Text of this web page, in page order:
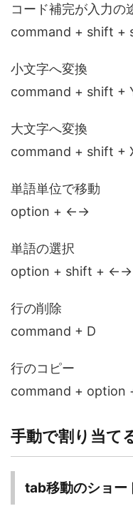
コード補完が入力の
command + shift +
小文字へ変換
command + shift +
大文字へ変換
command + shift +
単語単位で移動
option + ←→
単語の選択
option + shift + ←→
行の削除
command + D
行のコピー
command + option
手動で割り当て
tab移動のショー